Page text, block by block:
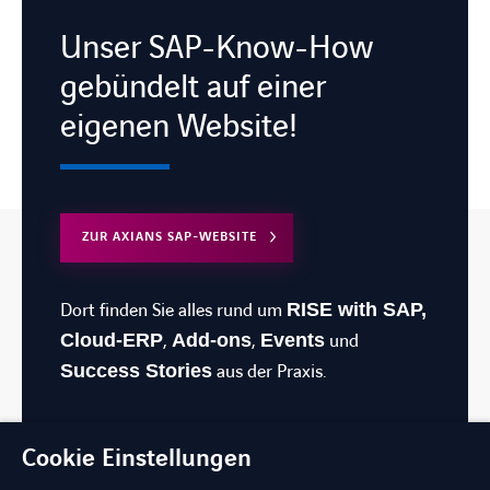
Unser SAP-Know-How
gebündelt auf einer
eigenen Website!
ZUR AXIANS SAP-WEBSITE
Dort finden Sie alles rund um RISE with SAP,
Cloud-ERP, Add-ons, Events und
Success Stories aus der Praxis.
Cookie Einstellungen